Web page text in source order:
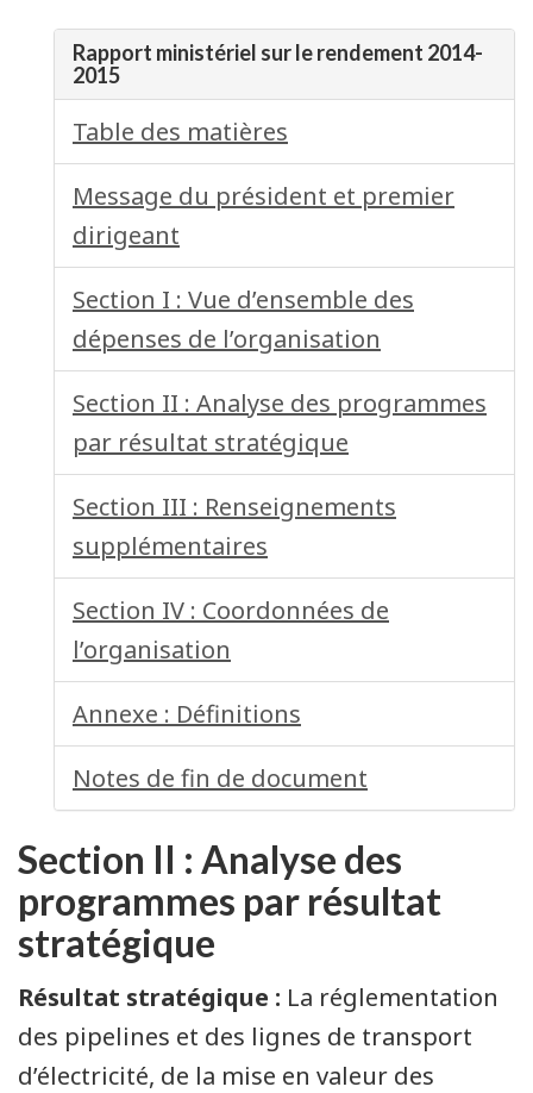
Rapport ministériel sur le rendement 2014-
2015
Table des matières
Message du président et premier
dirigeant
Section I : Vue d’ensemble des
dépenses de l’organisation
Section II : Analyse des programmes
par résultat stratégique
Section III : Renseignements
supplémentaires
Section IV : Coordonnées de
l’organisation
Annexe : Définitions
Notes de fin de document
Section II : Analyse des
programmes par résultat
stratégique
Résultat stratégique : La réglementation
des pipelines et des lignes de transport
d’électricité, de la mise en valeur des